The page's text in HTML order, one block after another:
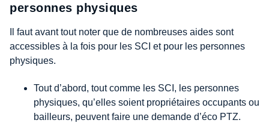
personnes physiques
Il faut avant tout noter que de nombreuses aides sont
accessibles à la fois pour les SCI et pour les personnes
physiques.
Tout d’abord, tout comme les SCI, les personnes
physiques, qu’elles soient propriétaires occupants ou
bailleurs, peuvent faire une demande d’éco PTZ.